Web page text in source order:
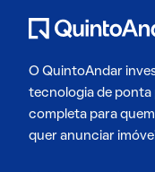
O QuintoAndar
tecnologia de ponta
completa para
quer anunciar